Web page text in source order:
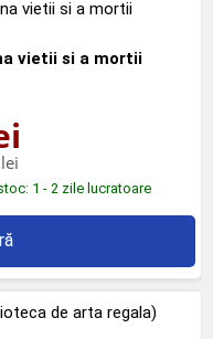
vietii si a mortii
1 - 2 zile lucratoare